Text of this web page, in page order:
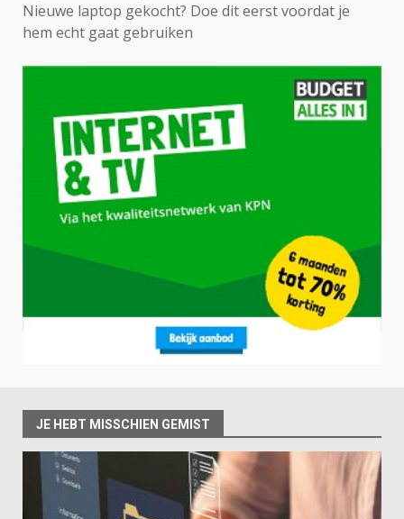
Nieuwe laptop gekocht? Doe dit eerst voordat je
hem echt gaat gebruiken
JE HEBT MISSCHIEN GEMIST